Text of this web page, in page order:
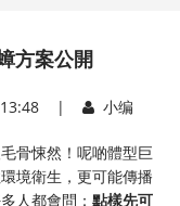
方案公開
| 小编
骨悚然！呢啲體型巨
境衛生，更可能傳播
人都會問：​​點樣先可